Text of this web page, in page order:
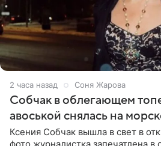
2 часа назад Соня Жарова
Собчак в облегающем
авоськой снялась на
Ксения Собчак вышла в свет в